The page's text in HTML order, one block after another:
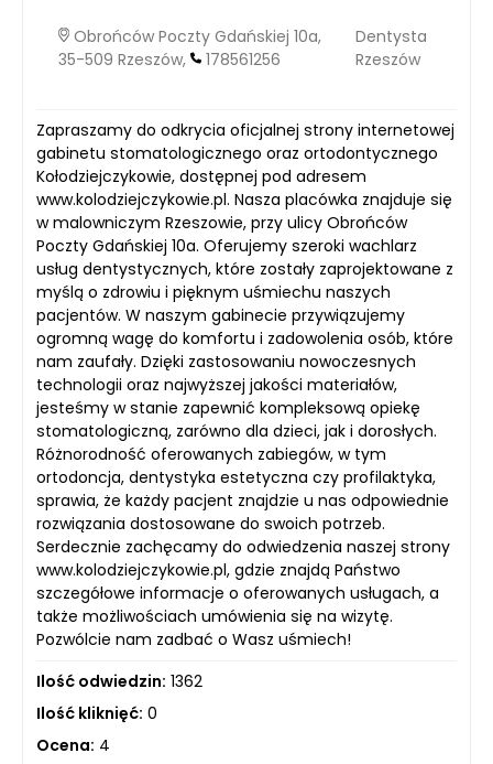
Obrońców Poczty Gdańskiej 10a,
35-509 Rzeszów,
178561256
Dentysta
Rzeszów
Zapraszamy do odkrycia oficjalnej strony internetowej
gabinetu stomatologicznego oraz ortodontycznego
Kołodziejczykowie, dostępnej pod adresem
www.kolodziejczykowie.pl. Nasza placówka znajduje się
w malowniczym Rzeszowie, przy ulicy Obrońców
Poczty Gdańskiej 10a. Oferujemy szeroki wachlarz
usług dentystycznych, które zostały zaprojektowane z
myślą o zdrowiu i pięknym uśmiechu naszych
pacjentów. W naszym gabinecie przywiązujemy
ogromną wagę do komfortu i zadowolenia osób, które
nam zaufały. Dzięki zastosowaniu nowoczesnych
technologii oraz najwyższej jakości materiałów,
jesteśmy w stanie zapewnić kompleksową opiekę
stomatologiczną, zarówno dla dzieci, jak i dorosłych.
Różnorodność oferowanych zabiegów, w tym
ortodoncja, dentystyka estetyczna czy profilaktyka,
sprawia, że każdy pacjent znajdzie u nas odpowiednie
rozwiązania dostosowane do swoich potrzeb.
Serdecznie zachęcamy do odwiedzenia naszej strony
www.kolodziejczykowie.pl, gdzie znajdą Państwo
szczegółowe informacje o oferowanych usługach, a
także możliwościach umówienia się na wizytę.
Pozwólcie nam zadbać o Wasz uśmiech!
Ilość odwiedzin: 1362
Ilość kliknięć: 0
Ocena: 4